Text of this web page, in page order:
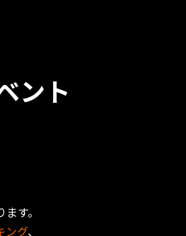
ント
す。
ング、